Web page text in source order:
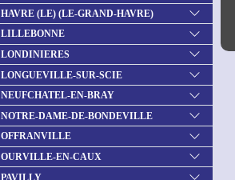
HAVRE (LE) (LE-GRAND-HAVRE)
LILLEBONNE
LONDINIERES
LONGUEVILLE-SUR-SCIE
NEUFCHATEL-EN-BRAY
NOTRE-DAME-DE-BONDEVILLE
OFFRANVILLE
OURVILLE-EN-CAUX
PAVILLY